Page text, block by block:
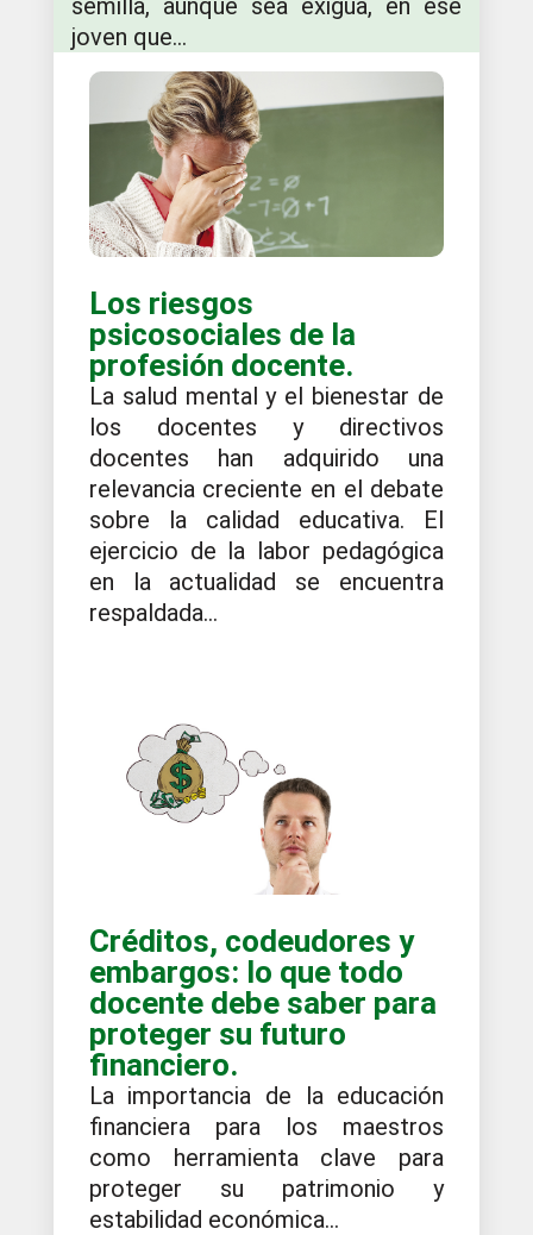
semilla, aunque sea exigua, en ese
joven que...
Los riesgos
psicosociales de la
profesión docente.
La salud mental y el bienestar de
los docentes y directivos
docentes han adquirido una
relevancia creciente en el debate
sobre la calidad educativa. El
ejercicio de la labor pedagógica
en la actualidad se encuentra
respaldada...
Créditos, codeudores y
embargos: lo que todo
docente debe saber para
proteger su futuro
financiero.
La importancia de la educación
financiera para los maestros
como herramienta clave para
proteger su patrimonio y
estabilidad económica...